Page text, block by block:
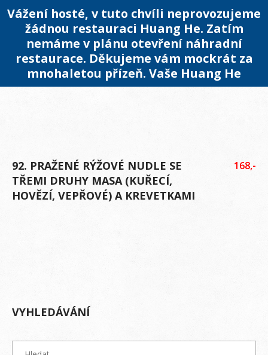
Vážení hosté, v tuto chvíli neprovozujeme
žádnou restauraci Huang He. Zatím
nemáme v plánu otevření náhradní
restaurace. Děkujeme vám mockrát za
mnohaletou přízeň. Vaše Huang He
92. PRAŽENÉ RÝŽOVÉ NUDLE SE
TŘEMI DRUHY MASA (KUŘECÍ,
HOVĚZÍ, VEPŘOVÉ) A KREVETKAMI
168,-
VYHLEDÁVÁNÍ